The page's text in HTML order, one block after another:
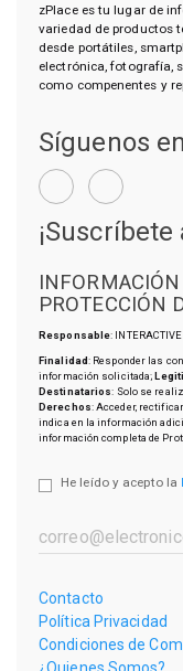
zPlace es tu lugar de
variedad de productos
desde portátiles,
electrónica, fotografía,
como compenentes y
Síguenos
PROTECCIÓN
Responsable:
Finalidad: Responder las
información solicitada;
Destinatarios: Solo se
Derechos: Acceder,
indica en la información
información completa de
He leído y acepto la
Contacto
Política Privacidad
Condiciones de
¿Quienes Somos?